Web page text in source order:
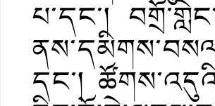
པ་དང་།
དང་།